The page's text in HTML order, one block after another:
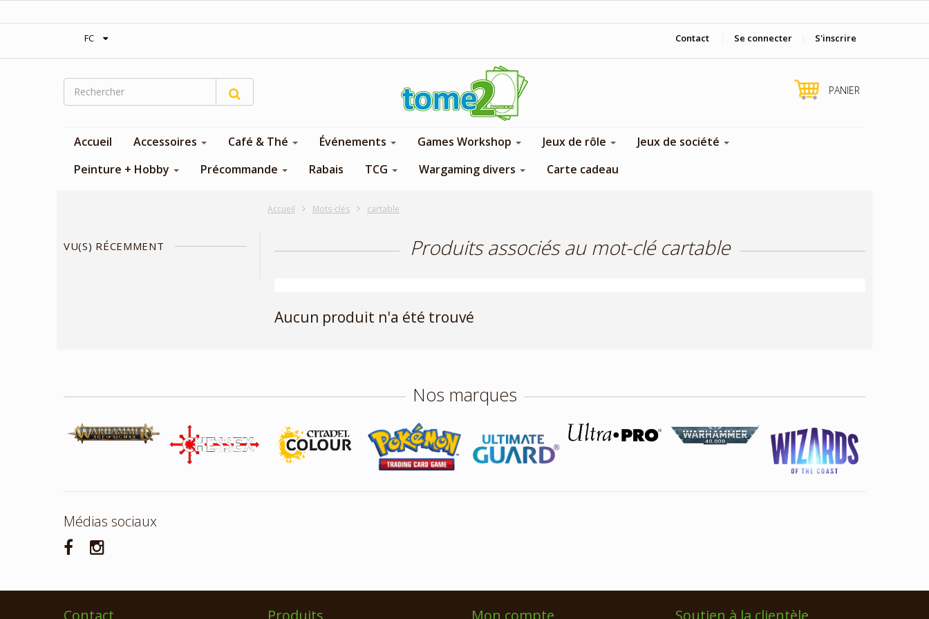
FC Contact Se connecter S'inscrire
PANIER
Accueil Accessoires Café & Thé Événements Games Workshop Jeux de rôle
Jeux de société
Peinture + Hobby
Précommande Rabais TCG Wargaming divers Carte cadeau
Accueil Mots-clés cartable
VU(S) RÉCEMMENT Produits associés au mot-clé cartable
Aucun produit n'a été trouvé
Nos marques
Médias sociaux